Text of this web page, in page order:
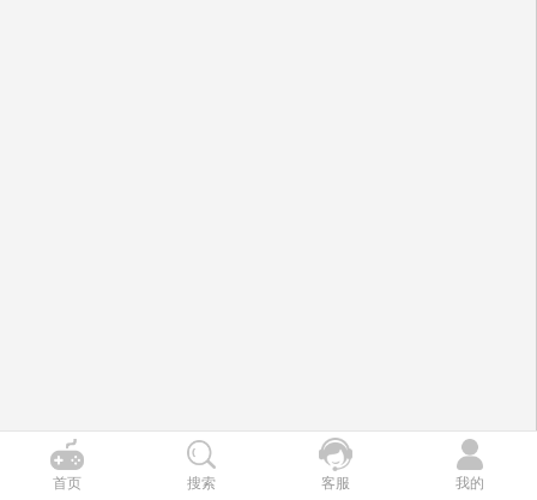
首页 搜索 客服 我的